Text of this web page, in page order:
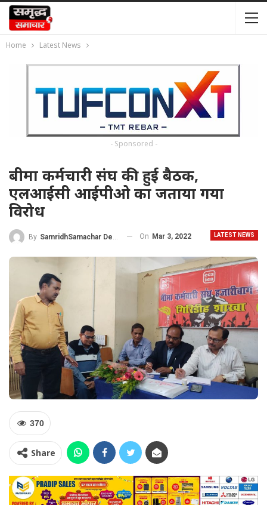
Home Latest News
- Sponsored -
बीमा कर्मचारी संघ की हुई बैठक,
एलआईसी आईपीओ का जताया गया
विरोध
LATEST NEWS
By SamridhSamachar Desk On Mar 3, 2022
370
Share